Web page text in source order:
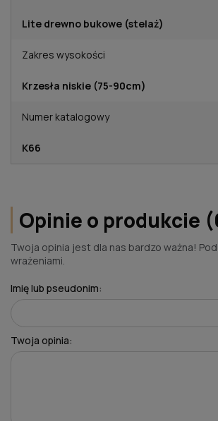
Lite drewno bukowe (stelaż)
Zakres wysokości
Krzesła niskie (75-90cm)
Numer katalogowy
K66
Opinie o produkcie
Twoja opinia jest dla nas bardzo ważna!
wrażeniami.
Imię lub pseudonim:
Twoja opinia: